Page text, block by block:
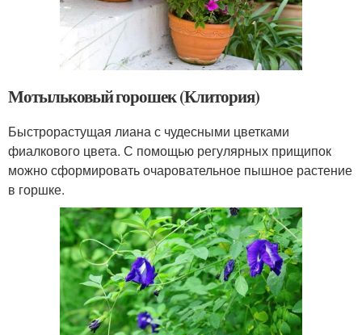
Мотыльковый горошек (Клитория)
Быстрорастущая лиана с чудесными цветками
фиалкового цвета. С помощью регулярных прищипок
можно сформировать очаровательное пышное растение
в горшке.